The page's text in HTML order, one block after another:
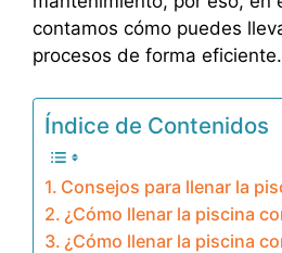
contamos cómo puedes
procesos de forma eficiente.
Índice de Contenidos
Consejos para llenar la
¿Cómo llenar la piscina
¿Cómo llenar la piscina